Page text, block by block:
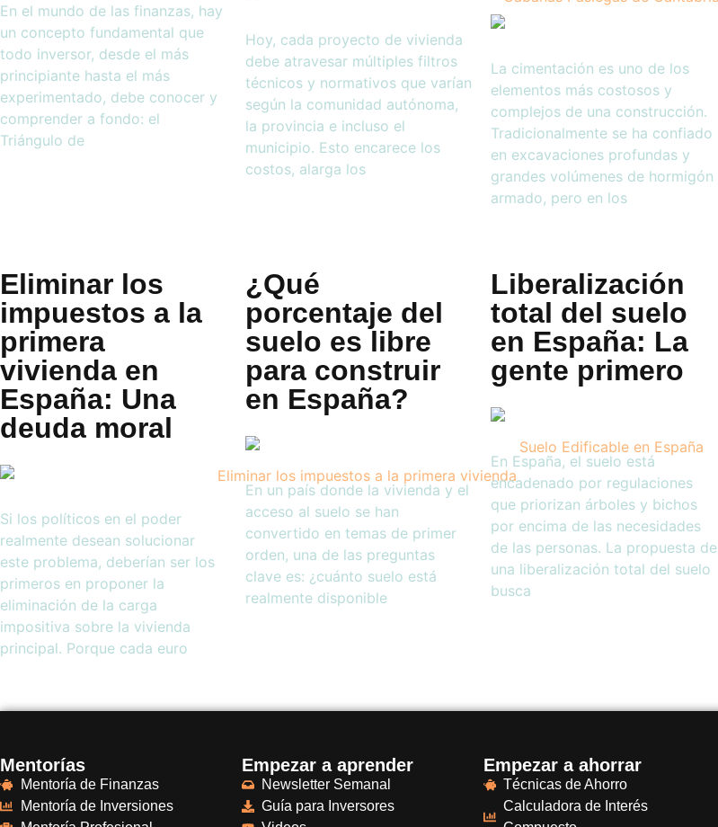
En el mundo de las finanzas, hay
un concepto fundamental que
todo inversor, desde el más
principiante hasta el más
experimentado, debe conocer y
comprender a fondo: el
Triángulo de
Hoy, cada proyecto de vivienda
debe atravesar múltiples filtros
técnicos y normativos que varían
según la comunidad autónoma,
la provincia e incluso el
municipio. Esto encarece los
costos, alarga los
La cimentación es uno de los
elementos más costosos y
complejos de una construcción.
Tradicionalmente se ha confiado
en excavaciones profundas y
grandes volúmenes de hormigón
armado, pero en los
Eliminar los
impuestos a la
primera
vivienda en
España: Una
deuda moral
Si los políticos en el poder
realmente desean solucionar
este problema, deberían ser los
primeros en proponer la
eliminación de la carga
impositiva sobre la vivienda
principal. Porque cada euro
¿Qué
porcentaje del
suelo es libre
para construir
en España?
En un país donde la vivienda y el
acceso al suelo se han
convertido en temas de primer
orden, una de las preguntas
clave es: ¿cuánto suelo está
realmente disponible
Liberalización
total del suelo
en España: La
gente primero
En España, el suelo está
encadenado por regulaciones
que priorizan árboles y bichos
por encima de las necesidades
de las personas. La propuesta de
una liberalización total del suelo
busca
Mentorías
Mentoría de Finanzas
Mentoría de Inversiones
Empezar a aprender
Newsletter Semanal
Guía para Inversores
Empezar a ahorrar
Técnicas de Ahorro
Calculadora de Interés